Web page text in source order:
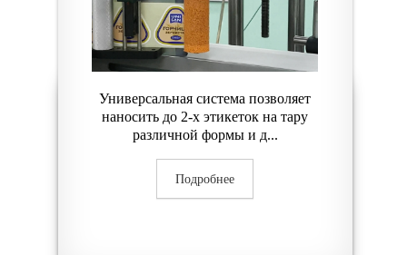
Универсальная система позволяет
наносить до 2-х этикеток на тару
различной формы и д...
Подробнее